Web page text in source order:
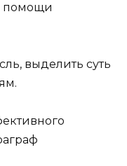
помощи
выделить суть